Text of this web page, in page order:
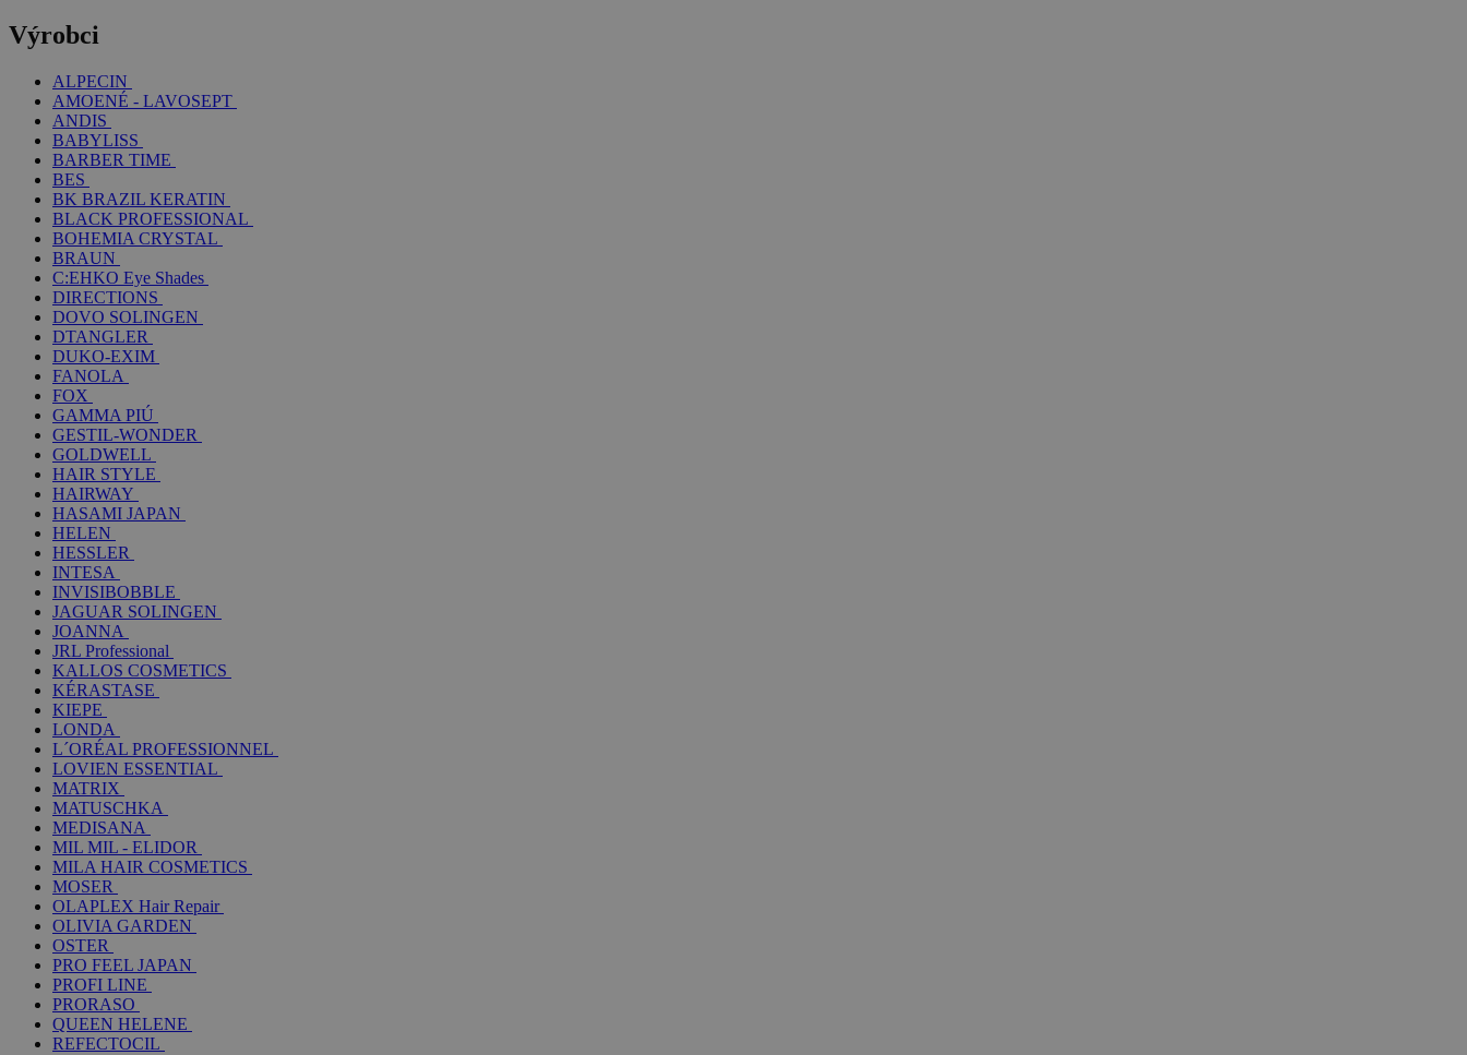
Výrobci
ALPECIN
AMOENÉ - LAVOSEPT
ANDIS
BABYLISS
BARBER TIME
BES
BK BRAZIL KERATIN
BLACK PROFESSIONAL
BOHEMIA CRYSTAL
BRAUN
C:EHKO Eye Shades
DIRECTIONS
DOVO SOLINGEN
DTANGLER
DUKO-EXIM
FANOLA
FOX
GAMMA PIÚ
GESTIL-WONDER
GOLDWELL
HAIR STYLE
HAIRWAY
HASAMI JAPAN
HELEN
HESSLER
INTESA
INVISIBOBBLE
JAGUAR SOLINGEN
JOANNA
JRL Professional
KALLOS COSMETICS
KÉRASTASE
KIEPE
LONDA
L´ORÉAL PROFESSIONNEL
LOVIEN ESSENTIAL
MATRIX
MATUSCHKA
MEDISANA
MIL MIL - ELIDOR
MILA HAIR COSMETICS
MOSER
OLAPLEX Hair Repair
OLIVIA GARDEN
OSTER
PRO FEEL JAPAN
PROFI LINE
PRORASO
QUEEN HELENE
REFECTOCIL